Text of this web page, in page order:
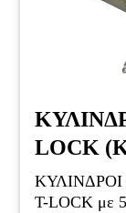
LOCK
ΚΥΛΙΝΔΡΟΙ
T-LOCK με 5